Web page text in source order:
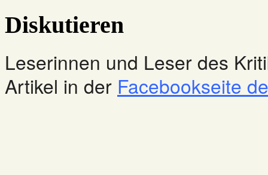
Diskutieren
Leserinnen und Leser des
Artikel in der Facebookseite